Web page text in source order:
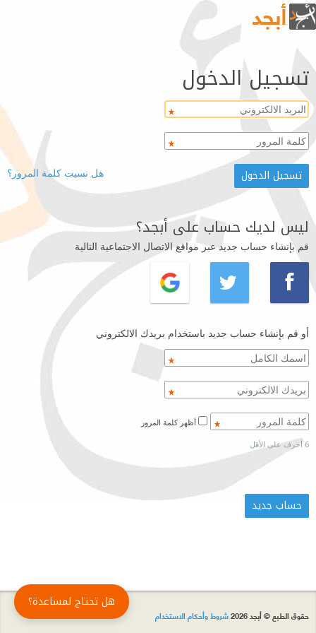
تسجيل الدخول
هل نسيت كلمة المرور؟
ليس لديك حساب على أبجد؟
قم بإنشاء حساب جديد عبر مواقع الاتصال الاجتماعية التالية
أو قم بإنشاء حساب جديد باستخدام بريدك الالكتروني
6 أحرف على الأقل
حقوق الطبع © أبجد 2026 شروط وأحكام الاستخدام
هل تحتاج لمساعدة؟